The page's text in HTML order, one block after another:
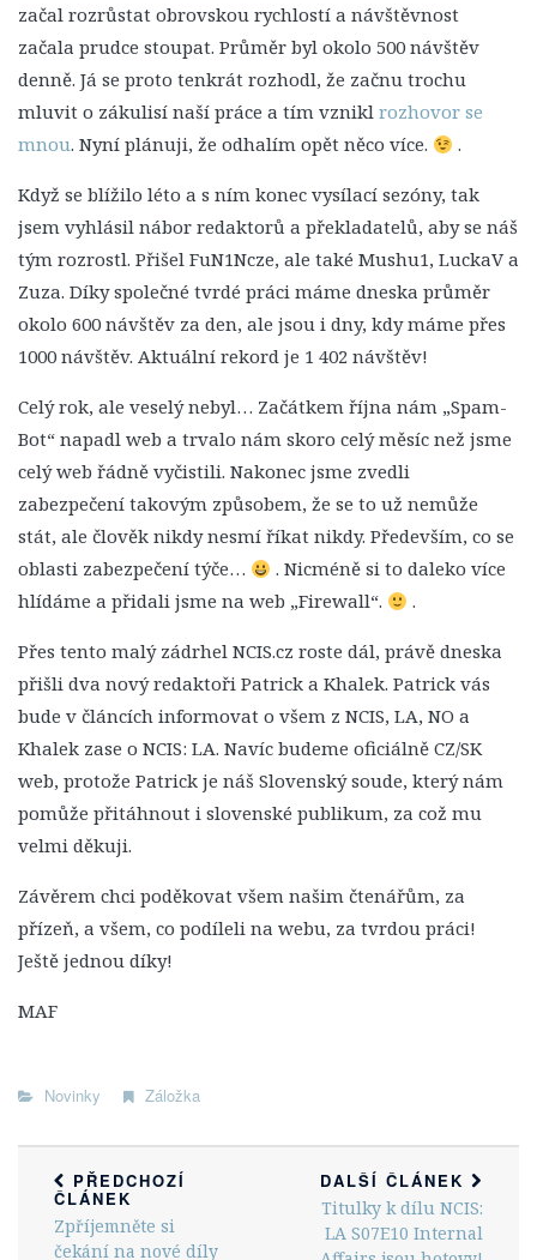
10. Série
11. Série
12. Série
12. Série
13. Série
14. série
Postavy
Leroy Jethro Gibbs
Anthony DiNozzo Jr.
Timothy McGee
Ziva Davidová
Abigail „Abby“ Sciutová
Eleanor „Ellie“ Bishopová
Donald „Ducky“ Mallard
James „Jimmy“ Palmer
Leon Vance
Jennifer „Jenny“ Shepardová
Michael „Mike“ Franks
Zajímavosti
Hlášky
2. Série
3. Série
začal rozrůstat obrovskou rychlostí a návštěvnost
začala prudce stoupat. Průměr byl okolo 500 návštěv
denně. Já se proto tenkrát rozhodl, že začnu trochu
mluvit o zákulisí naší práce a tím vznikl rozhovor se
mnou. Nyní plánuji, že odhalím opět něco více. .
Když se blížilo léto a s ním konec vysílací sezóny, tak
jsem vyhlásil nábor redaktorů a překladatelů, aby se náš
tým rozrostl. Přišel FuN1Ncze, ale také Mushu1, LuckaV a
Zuza. Díky společné tvrdé práci máme dneska průměr
okolo 600 návštěv za den, ale jsou i dny, kdy máme přes
1000 návštěv. Aktuální rekord je 1 402 návštěv!
Celý rok, ale veselý nebyl… Začátkem října nám „Spam-
Bot“ napadl web a trvalo nám skoro celý měsíc než jsme
celý web řádně vyčistili. Nakonec jsme zvedli
zabezpečení takovým způsobem, že se to už nemůže
stát, ale člověk nikdy nesmí říkat nikdy. Především, co se
oblasti zabezpečení týče…
. Nicméně si to daleko více
hlídáme a přidali jsme na web „Firewall“.
.
Přes tento malý zádrhel NCIS.cz roste dál, právě dneska
přišli dva nový redaktoři Patrick a Khalek. Patrick vás
bude v článcích informovat o všem z NCIS, LA, NO a
Khalek zase o NCIS: LA. Navíc budeme oficiálně CZ/SK
web, protože Patrick je náš Slovenský soude, který nám
pomůže přitáhnout i slovenské publikum, za což mu
velmi děkuji.
Závěrem chci poděkovat všem našim čtenářům, za
přízeň, a všem, co podíleli na webu, za tvrdou práci!
Ještě jednou díky!
MAF
Novinky Záložka
PŘEDCHOZÍ
ČLÁNEK
Zpříjemněte si
čekání na nové díly
DALŠÍ ČLÁNEK
Titulky k dílu NCIS:
LA S07E10 Internal